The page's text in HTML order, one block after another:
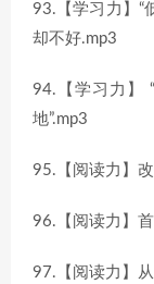
93.【学习力】“
却不好.mp3
94.【学习力】
地”.mp3
95.【阅读力】
96.【阅读力】
97.【阅读力】